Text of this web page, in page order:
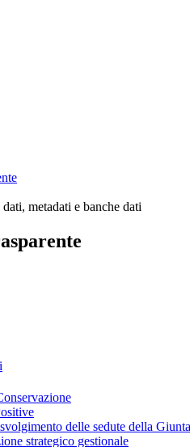
metadati e banche dati
delle sedute della
strategico gestionale